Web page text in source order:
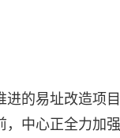
的易址改造项
中心正全力加